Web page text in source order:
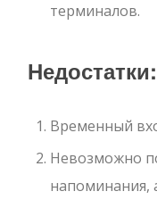
терминалов.
Недостатки:
Временный
Невозможно
напоминания,